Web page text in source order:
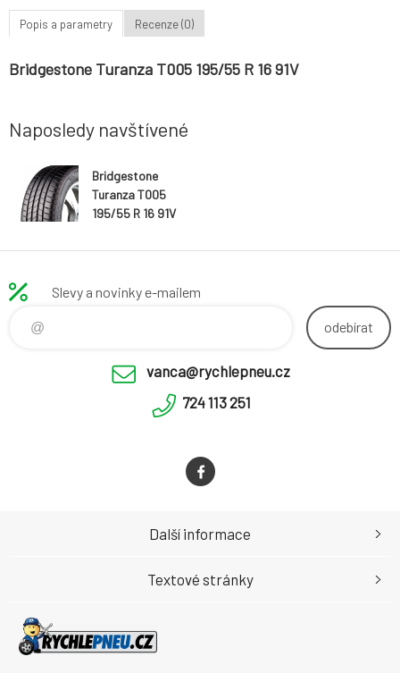
Popis a parametry Recenze (0)
Bridgestone Turanza T005 195/55 R 16 91V
Naposledy navštívené
Bridgestone
Turanza T005
195/55 R 16 91V
Slevy a novinky e-mailem
odebírat
vanca@rychlepneu.cz
724 113 251
Další informace
Textové stránky